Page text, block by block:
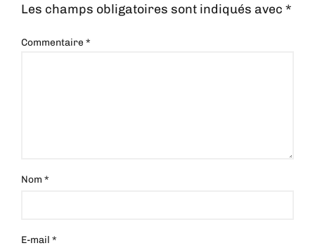
Les champs obligatoires sont indiqués avec*
Commentaire*
Nom*
E-mail*